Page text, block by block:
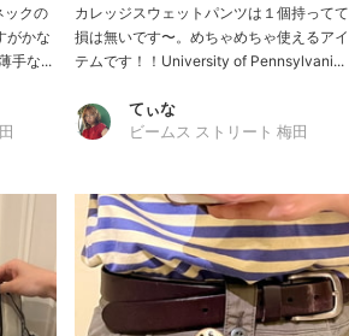
ックの
がかな
手な...
カレッジスウェットパンツは１個持ってて
損は無いです〜。めちゃめちゃ使えるアイ
テムです！！University of Pennsylvani...
てぃな
ビームス ストリート 梅田